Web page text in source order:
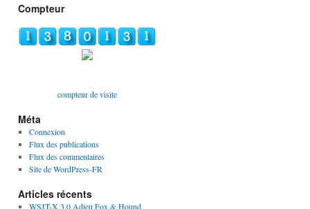
Compteur
compteur de visite
Méta
Connexion
Flux des publications
Flux des commentaires
Site de WordPress-FR
Articles récents
WSJT-X 3.0 Adieu Fox & Hound,